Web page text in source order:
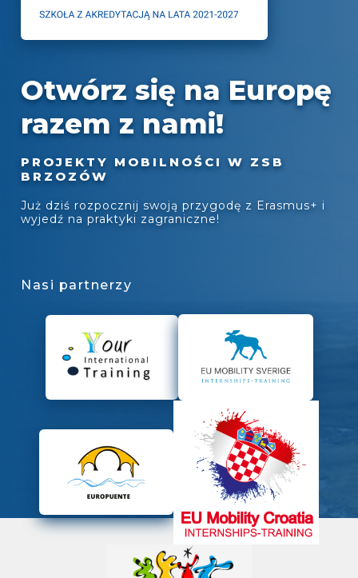
Otwórz się na Europę
razem z nami!
PROJEKTY MOBILNOŚCI W ZSB
BRZOZÓW
Już dziś rozpocznij swoją przygodę z Erasmus+ i
wyjedź na praktyki zagraniczne!
Nasi partnerzy